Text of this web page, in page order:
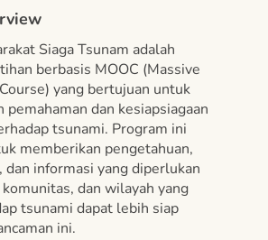
Siaga Tsunam adalah
berbasis MOOC (Massive
yang bertujuan untuk
pemahaman dan kesiapsiagaan
tsunami. Program ini
memberikan pengetahuan,
dan informasi yang diperlukan
dan wilayah yang
tsunami dapat lebih siap
ini.